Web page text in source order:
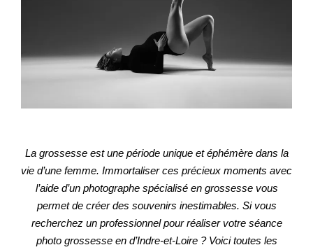
La grossesse est une période unique et éphémère dans la
vie d’une femme. Immortaliser ces précieux moments avec
l’aide d’un photographe spécialisé en grossesse vous
permet de créer des souvenirs inestimables. Si vous
recherchez un professionnel pour réaliser votre séance
photo grossesse en d’Indre-et-Loire ? Voici toutes les